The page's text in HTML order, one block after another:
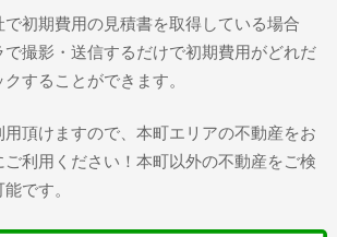
初期費用の見積書を取得している場合
撮影・送信するだけで初期費用がどれだ
することができます。
用頂けますので、本町エリアの不動産をお
利用ください！本町以外の不動産をご検
です。